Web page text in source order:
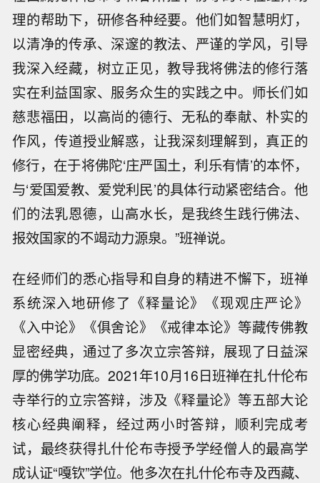
理的帮助下，研修各种经要。他们如智慧明灯，
以清净的传承、深邃的教法、严谨的学风，引导
我深入经藏，树立正见，教导我将佛法的修行落
实在利益国家、服务众生的实践之中。师长们如
慈悲福田，以高尚的德行、无私的奉献、朴实的
作风，传道授业解惑，让我深刻理解到，真正的
修行，在于将佛陀‘庄严国土，利乐有情’的本怀，
与‘爱国爱教、爱党利民’的具体行动紧密结合。他
们的法乳恩德，山高水长，是我终生践行佛法、
报效国家的不竭动力源泉。”班禅说。
在经师们的悉心指导和自身的精进不懈下，班禅
系统深入地研修了《释量论》《现观庄严论》
《入中论》《俱舍论》《戒律本论》等藏传佛教
显密经典，通过了多次立宗答辩，展现了日益深
厚的佛学功底。2021年10月16日班禅在扎什伦布
寺举行的立宗答辩，涉及《释量论》等五部大论
核心经典阐释，经过两小时答辩，顺利完成考
试，最终获得扎什伦布寺授予学经僧人的最高学
成认证“嘎钦”学位。他多次在扎什伦布寺及西藏、